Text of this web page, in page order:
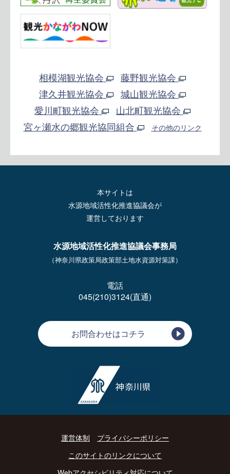
相模湖観光協会
藤野観光協会
津久井観光協会
城山観光協会
愛川町観光協会
山北町観光協会
宮ヶ瀬水の郷観光協同組合
その他のリンク
本サイトは
水源地域活性化推進協議会が
運営しております
水源地域活性化推進協議会事務局
（神奈川県政策局政策部土地水資源対策課）
電話
045(210)3124(直通)
お問合わせはコチラ
運営体制
プライバシーポリシー
このサイトのリンクについて